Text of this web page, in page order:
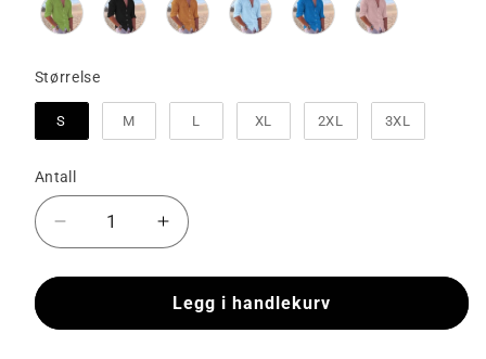
StørrelseStørrelse
S M L XL 2XL 3XL
Antall
antallet
for
-
Øk
antallet
for
Mason
-
Legg i handlekurv